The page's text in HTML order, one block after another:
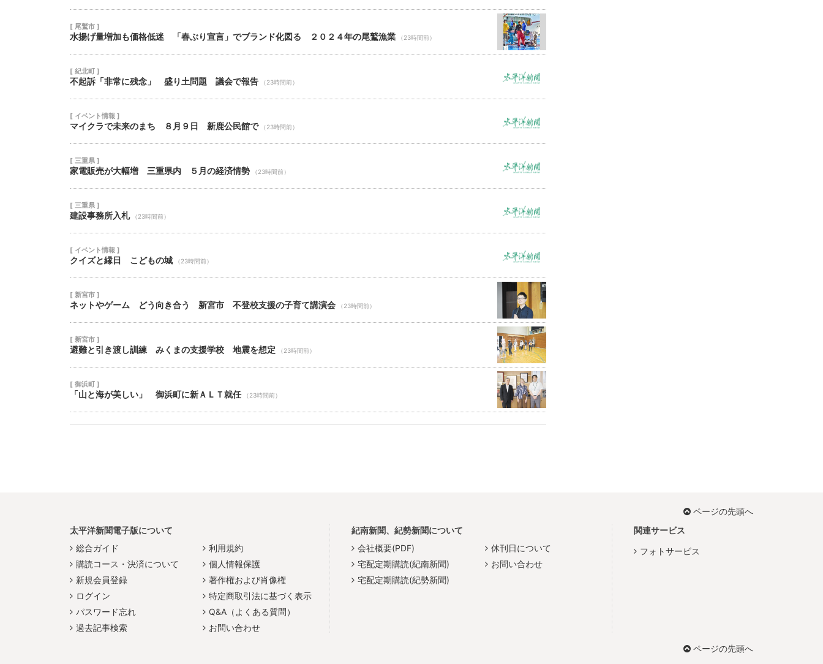
[ 尾鷲市 ]
水揚げ量増加も価格低迷 「春ぶり宣言」でブランド化図る ２０２４年の尾鷲漁業 （23時間前）
[ 紀北町 ]
不起訴「非常に残念」 盛り土問題 議会で報告 （23時間前）
[ イベント情報 ]
マイクラで未来のまち ８月９日 新鹿公民館で （23時間前）
[ 三重県 ]
家電販売が大幅増 三重県内 ５月の経済情勢 （23時間前）
[ 三重県 ]
建設事務所入札 （23時間前）
[ イベント情報 ]
クイズと縁日 こどもの城 （23時間前）
[ 新宮市 ]
ネットやゲーム どう向き合う 新宮市 不登校支援の子育て講演会 （23時間前）
[ 新宮市 ]
避難と引き渡し訓練 みくまの支援学校 地震を想定 （23時間前）
[ 御浜町 ]
「山と海が美しい」 御浜町に新ＡＬＴ就任 （23時間前）
ページの先頭へ
太平洋新聞電子版について
総合ガイド
購読コース・決済について
新規会員登録
ログイン
パスワード忘れ
過去記事検索
利用規約
個人情報保護
著作権および肖像権
特定商取引法に基づく表示
Q&A（よくある質問）
お問い合わせ
紀南新聞、紀勢新聞について
会社概要(PDF)
宅配定期購読(紀南新聞)
宅配定期購読(紀勢新聞)
休刊日について
お問い合わせ
関連サービス
フォトサービス
ページの先頭へ